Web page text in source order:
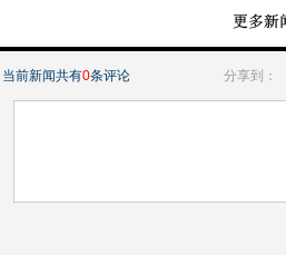
当前新闻共有0条评论 分享到：